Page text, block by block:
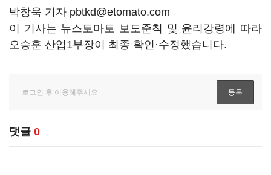
박창욱 기자 pbtkd@etomato.com
이 기사는 뉴스토마토 보도준칙 및 윤리강령에 따라
오승훈 산업1부장이 최종 확인·수정했습니다.
댓글 0